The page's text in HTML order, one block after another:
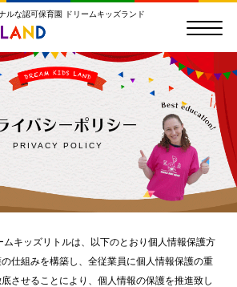
ルな認可保育園 ドリームキッズランド
イバシーポリシー
PRIVACY POLICY
ムキッズリトルは、以下のとおり個人情報保護方
仕組みを構築し、全従業員に個人情報保護の重
させることにより、個人情報の保護を推進致し